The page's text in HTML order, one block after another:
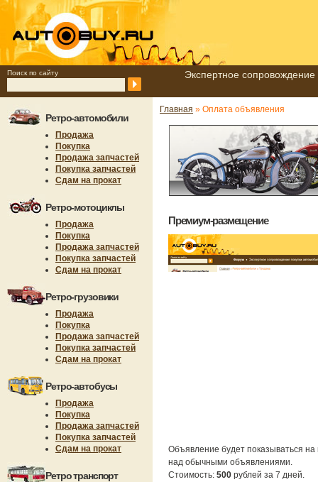
Поиск по сайту Экспертное
Ретро-автомобили
Продажа
Покупка
Продажа запчастей
Покупка запчастей
Сдам на прокат
Ретро-мотоциклы
Продажа
Покупка
Продажа запчастей
Покупка запчастей
Сдам на прокат
Ретро-грузовики
Продажа
Покупка
Продажа запчастей
Покупка запчастей
Сдам на прокат
Ретро-автобусы
Продажа
Покупка
Продажа запчастей
Покупка запчастей
Сдам на прокат
Ретро транспорт
Главная » Оплата объявления
Премиум-размещение
Объявление будет показываться
над обычными объявлениями.
Стоимость: 500 рублей за 7 дней.